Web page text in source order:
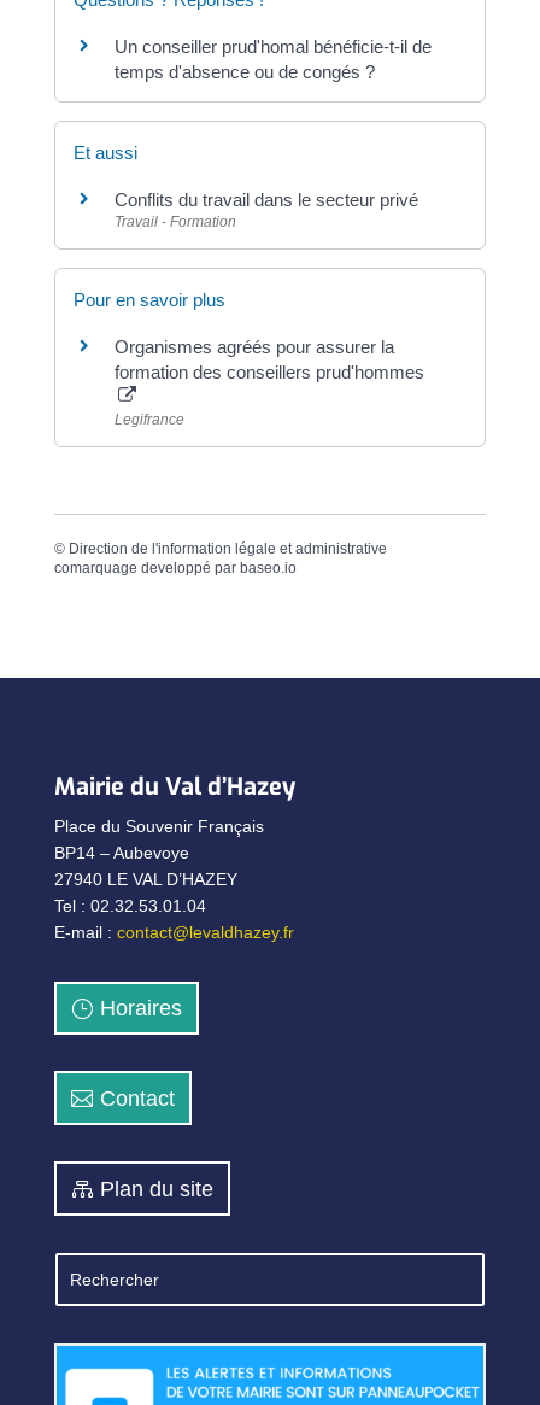
Un conseiller prud'homal bénéficie-t-il de
temps d'absence ou de congés ?
Et aussi
Conflits du travail dans le secteur privé
Travail - Formation
Pour en savoir plus
Organismes agréés pour assurer la
formation des conseillers prud'hommes
Legifrance
© Direction de l'information légale et administrative
comarquage developpé par baseo.io
Mairie du Val d’Hazey
Place du Souvenir Français
BP14 – Aubevoye
27940 LE VAL D’HAZEY
Tel : 02.32.53.01.04
E-mail : contact@levaldhazey.fr
Horaires
Contact
Plan du site